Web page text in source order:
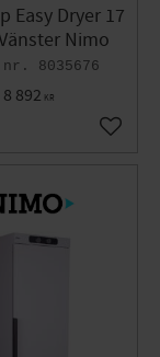
Easy Dryer 17
Nimo
8035676
8 892 KR
Gem